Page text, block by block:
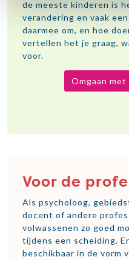
de meeste kinderen is
verandering en vaak
daarmee om, en hoe
vertellen het je graag,
voor.
Omgaan
Voor de
Als psycholoog,
docent of andere
volwassenen zo goed
tijdens een scheiding.
beschikbaar in de vorm